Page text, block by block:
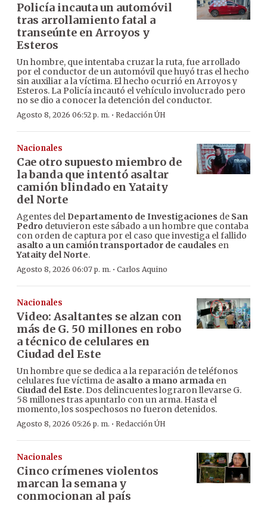
Policía incauta un automóvil
tras arrollamiento fatal a
transeúnte en Arroyos y
Esteros
Un hombre, que intentaba cruzar la ruta, fue arrollado
por el conductor de un automóvil que huyó tras el hecho
sin auxiliar a la víctima. El hecho ocurrió en Arroyos y
Esteros. La Policía incautó el vehículo involucrado pero
no se dio a conocer la detención del conductor.
Agosto 8, 2026 06:52 p. m. · Redacción ÚH
Nacionales
Cae otro supuesto miembro de
la banda que intentó asaltar
camión blindado en Yataity
del Norte
Agentes del Departamento de Investigaciones de San
Pedro detuvieron este sábado a un hombre que contaba
con orden de captura por el caso que investiga el fallido
asalto a un camión transportador de caudales en
Yataity del Norte.
Agosto 8, 2026 06:07 p. m. · Carlos Aquino
Nacionales
Video: Asaltantes se alzan con
más de G. 50 millones en robo
a técnico de celulares en
Ciudad del Este
Un hombre que se dedica a la reparación de teléfonos
celulares fue víctima de asalto a mano armada en
Ciudad del Este. Dos delincuentes lograron llevarse G.
58 millones tras apuntarlo con un arma. Hasta el
momento, los sospechosos no fueron detenidos.
Agosto 8, 2026 05:26 p. m. · Redacción ÚH
Nacionales
Cinco crímenes violentos
marcan la semana y
conmocionan al país